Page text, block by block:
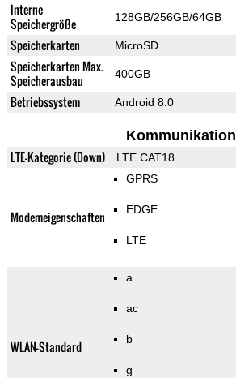
Interne
Speichergröße
128GB/256GB/64GB
Speicherkarten MicroSD
Speicherkarten Max.
Speicherausbau
400GB
Betriebssystem Android 8.0
Kommunikation
LTE-Kategorie (Down) LTE CAT18
Modemeigenschaften
GPRS
EDGE
LTE
WLAN-Standard
a
ac
b
g